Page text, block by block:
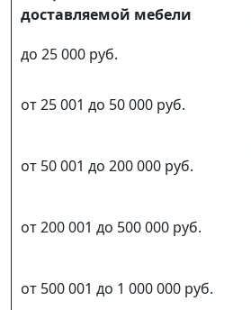
доставляемой мебели
до 25 000 руб.
от 25 001 до 50 000 руб.
от 50 001 до 200 000 руб.
от 200 001 до 500 000 руб.
от 500 001 до 1 000 000 руб.